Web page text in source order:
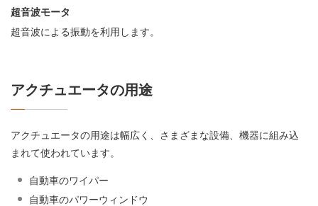
超音波モータ
超音波による振動を利用します。
アクチュエータの用途
アクチュエータの用途は幅広く、さまざまな設備、機器に組み込
まれて使われています。
自動車のワイパー
自動車のパワーウィンドウ